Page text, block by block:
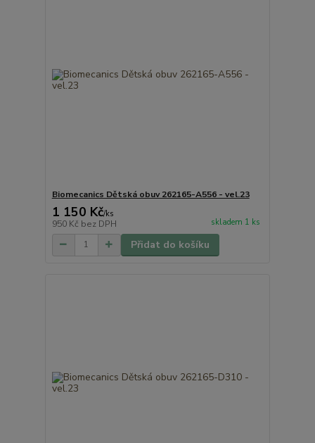
Biomecanics Dětská obuv 262165-A556 - vel.23
1 150 Kč/ks
950 Kč bez DPH skladem 1 ks
Přidat do košíku